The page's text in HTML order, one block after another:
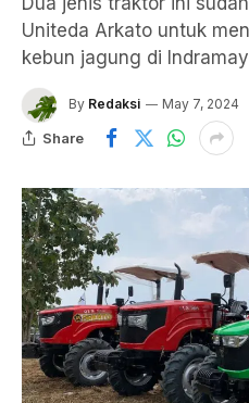
Uniteda Arkato untuk
kebun jagung di
By Redaksi May 7, 2024
Share